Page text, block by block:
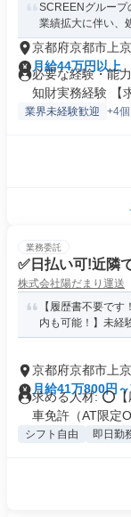
SCREENグループ
業績拡大に伴い、
京都府京都市上
月給44万円以上
必要な経験・能
知財実務経験 【
業界未経験歓迎 +4個
業務委託
✅日払い可!近隣
株式会社陽だまり運送
【履歴書不要で
内も可能！】未経
京都府京都市上
月給41万800円
求める人材: ⭕️【
車免許（AT限定
シフト自由 即日勤